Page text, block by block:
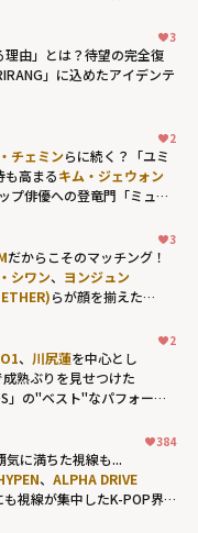
MBC歌謡大祭典」
3
理由」とは？待望の完全復
」に込めたアイデンテ
2
チェミンらに続く？「ユミ
も高まるキム・ジェウォン
プ俳優への登竜門「ミュー
3
だからこそのマッチング！
シワン、 ヨンジュン
らが顔を揃えた
番
2
、 川尻蓮を中心とし
熟ぶりを見せつけた
」の"ベスト"なパフォーマ
384
気に満ちた視線も...
、 ALPHA DRIVE
も視線が集中したK-POP界